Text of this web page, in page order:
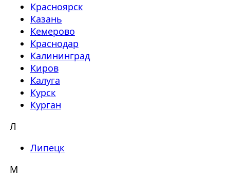
Красноярск
Казань
Кемерово
Краснодар
Калининград
Киров
Калуга
Курск
Курган
Л
Липецк
М